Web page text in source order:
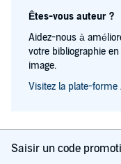
Êtes-vous auteur ?
Aidez-nous à
votre bibliographie
image.
Visitez la plate-
Saisir un code